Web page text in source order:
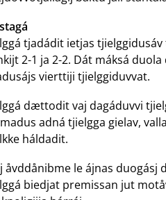
tjadádit ietjas
2-1 ja 2-2. Dát máksá
vierttiji tjielggiduvvat.
dættodit vaj dagáduvvi
adná tjielgga gielav,
háldadit.
åvddånibme le ájnas
biedjat premissan jut